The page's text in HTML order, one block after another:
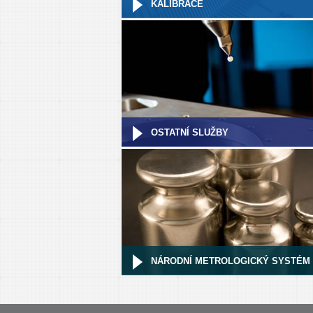
KALIBRACE
OSTATNÍ SLUŽBY
NÁRODNÍ METROLOGICKÝ SYSTÉM